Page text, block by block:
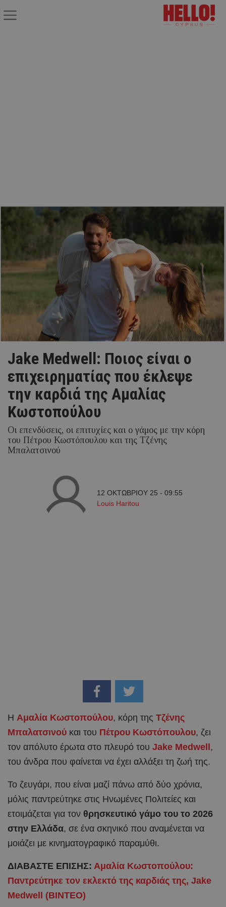
Jake Medwell: Ποιος είναι ο
επιχειρηματίας που έκλεψε
την καρδιά της Αμαλίας
Κωστοπούλου
Οι επενδύσεις, οι επιτυχίες και ο γάμος με την κόρη
του Πέτρου Κωστόπουλου και της Τζένης
Μπαλατσινού
12 ΟΚΤΩΒΡΙΟΥ 25 - 09:55
Louis Haritou
Η Αμαλία Κωστοπούλου, κόρη της Τζένης
Μπαλατσινού και του Πέτρου Κωστόπουλου, ζει
τον απόλυτο έρωτα στο πλευρό του Jake Medwell,
του άνδρα που φαίνεται να έχει αλλάξει τη ζωή της.
Το ζευγάρι, που είναι μαζί πάνω από δύο χρόνια,
μόλις παντρεύτηκε στις Ηνωμένες Πολιτείες και
ετοιμάζεται για τον θρησκευτικό γάμο του το 2026
στην Ελλάδα, σε ένα σκηνικό που αναμένεται να
μοιάζει με κινηματογραφικό παραμύθι.
ΔΙΑΒΑΣΤΕ ΕΠΙΣΗΣ: Αμαλία Κωστοπούλου:
Παντρεύτηκε τον εκλεκτό της καρδιάς της, Jake
Medwell (ΒΙΝΤΕΟ)